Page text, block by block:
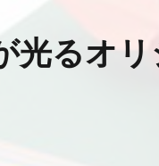
光るオ